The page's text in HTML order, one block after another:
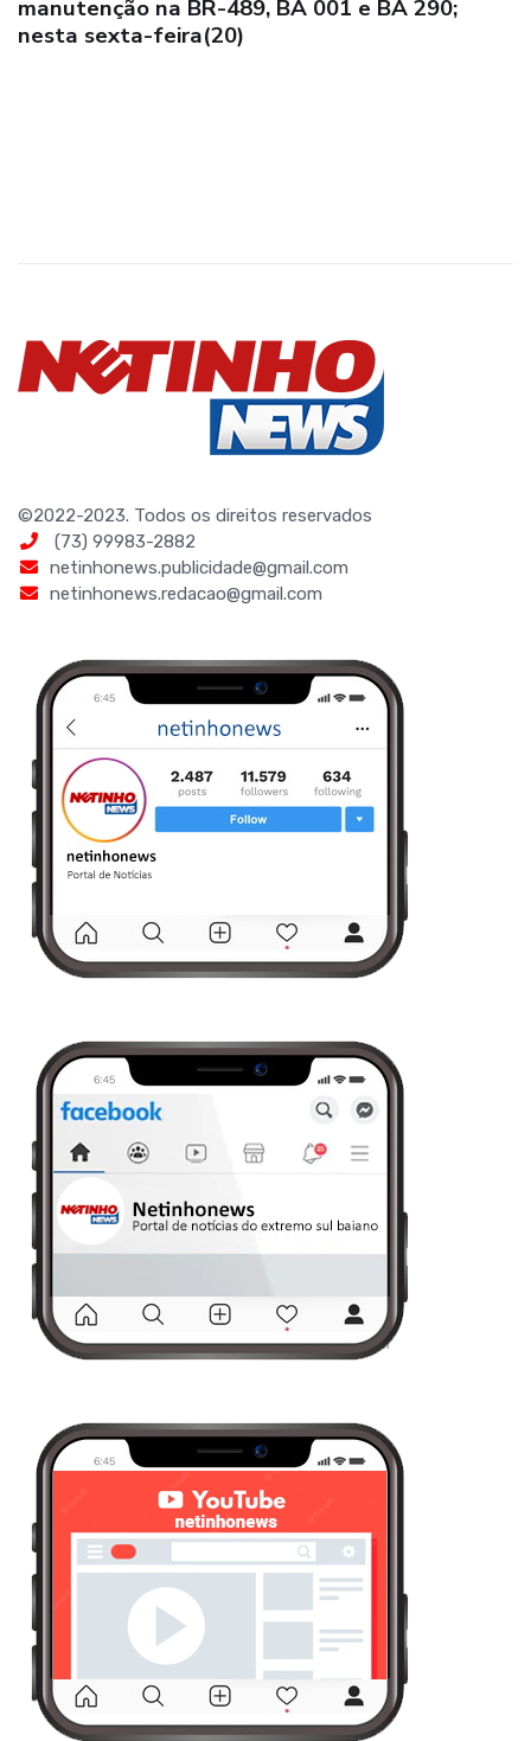
manutenção na BR-489, BA 001 e BA 290;
nesta sexta-feira(20)
©2022-2023. Todos os direitos reservados
(73) 99983-2882
netinhonews.publicidade@gmail.com
netinhonews.redacao@gmail.com